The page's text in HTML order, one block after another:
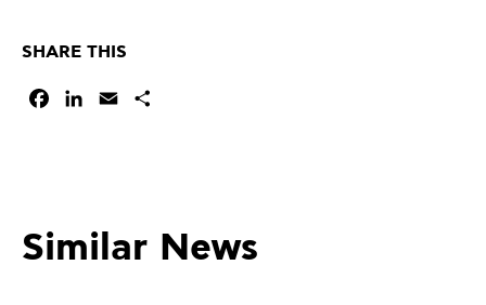
SHARE THIS
FacebookLinkedIn
Email
Similar News